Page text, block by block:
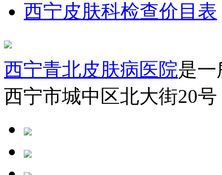
西宁皮肤科检查价目表
西宁青北皮肤病医院是
西宁市城中区北大街20